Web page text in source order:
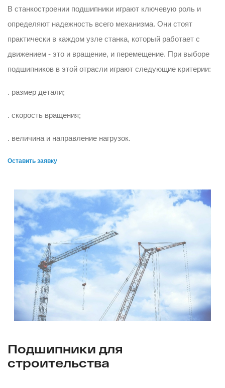
В станкостроении подшипники играют ключевую роль и
определяют надежность всего механизма. Они стоят
практически в каждом узле станка, который работает с
движением - это и вращение, и перемещение. При выборе
подшипников в этой отрасли играют следующие критерии:
. размер детали;
. скорость вращения;
. величина и направление нагрузок.
Оставить заявку
Подшипники для
строительства